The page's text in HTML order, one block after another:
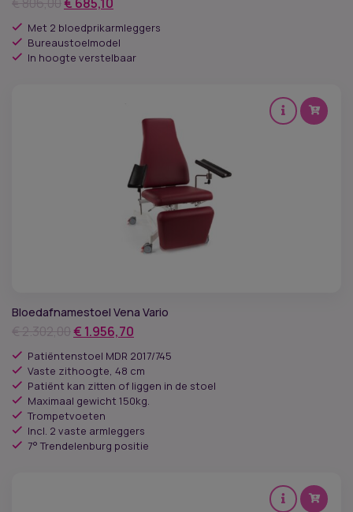
prijs
was:
€ 806,00.
prijs
is:
€ 685,10.
Met 2 bloedprikarmleggers
Bureaustoelmodel
In hoogte verstelbaar
Bloedafnamestoel Vena Vario
€2.302,00Oorspronkelijke
prijs
was:
€ 2.302,00.
€ 1.956,70
prijs
is:
€ 1.956,70.
Patiëntenstoel MDR 2017/745
Vaste zithoogte, 48 cm
Patiënt kan zitten of liggen in de stoel
Maximaal gewicht 150kg.
Trompetvoeten
Incl. 2 vaste armleggers
7° Trendelenburg positie